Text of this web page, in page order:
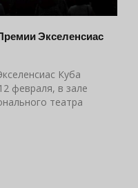
Экселенсиас
Куба
февраля, в зале
театра